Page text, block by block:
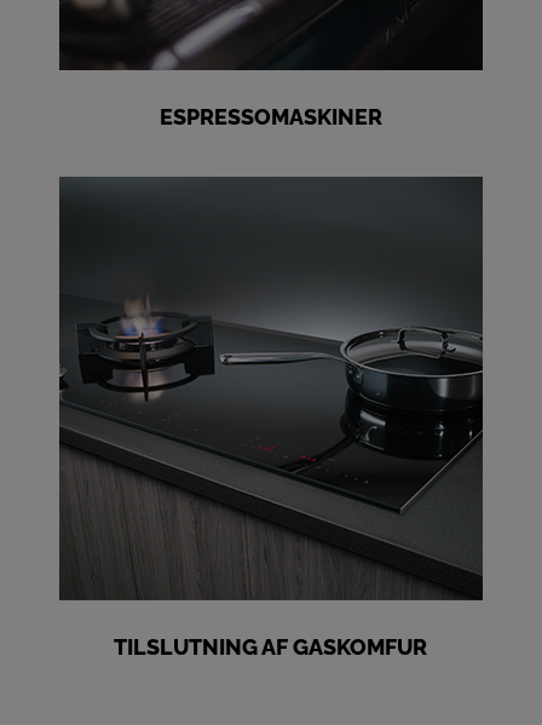
ESPRESSOMASKINER
TILSLUTNING AF GASKOMFUR